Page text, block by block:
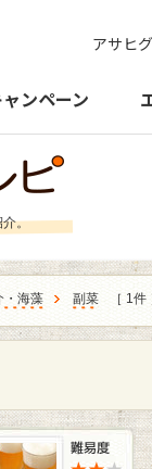
アサヒ
ンペーン
介。
・海藻 副菜 ［ 1件